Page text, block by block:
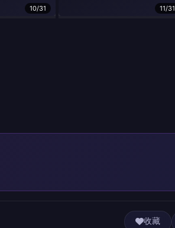
10/31 11/31
收藏